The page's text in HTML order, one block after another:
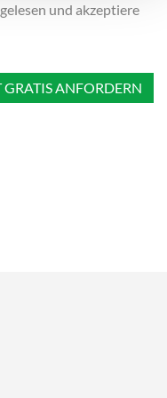
gelesen und akzeptiere